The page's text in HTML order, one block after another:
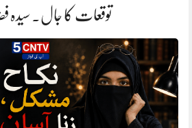
توقعات کا جال. سیدہ